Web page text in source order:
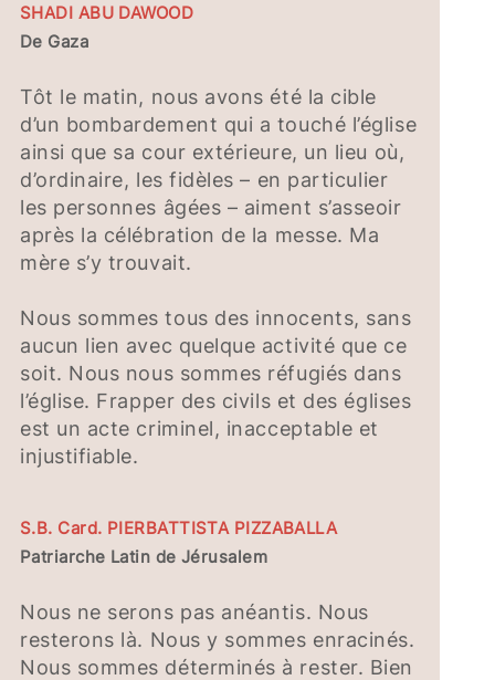
SHADI ABU DAWOOD
De Gaza
Tôt le matin, nous avons été la cible
d’un bombardement qui a touché l’église
ainsi que sa cour extérieure, un lieu où,
d’ordinaire, les fidèles – en particulier
les personnes âgées – aiment s’asseoir
après la célébration de la messe. Ma
mère s’y trouvait.
Nous sommes tous des innocents, sans
aucun lien avec quelque activité que ce
soit. Nous nous sommes réfugiés dans
l’église. Frapper des civils et des églises
est un acte criminel, inacceptable et
injustifiable.
S.B. Card. PIERBATTISTA PIZZABALLA
Patriarche Latin de Jérusalem
Nous ne serons pas anéantis. Nous
resterons là. Nous y sommes enracinés.
Nous sommes déterminés à rester. Bien